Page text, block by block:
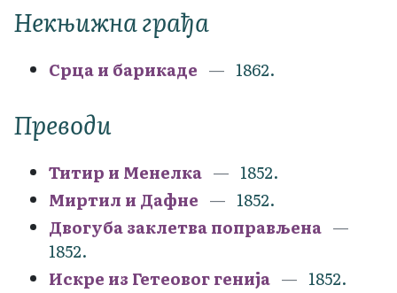
Некњижна грађа
Срца и барикаде 1862.
Преводи
Титир и Менелка
1852.
Миртил и Дафне
1852.
Двогуба заклетва поправљена
1852.
Искре из Гетеовог генија
1852.